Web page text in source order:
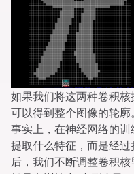
如果我们将这两种卷积
可以得到整个图像的轮廓。
事实上，在神经网络的
提取什么特征，而是经
后，我们不断调整卷积